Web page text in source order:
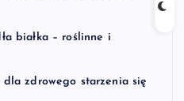
białka – roślinne i
zdrowego starzenia się